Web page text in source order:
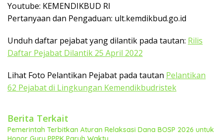
Youtube: KEMENDIKBUD RI
Pertanyaan dan Pengaduan: ult.kemdikbud.go.id
Unduh daftar pejabat yang dilantik pada tautan: Rilis
Daftar Pejabat Dilantik 25 April 2022
Lihat Foto Pelantikan Pejabat pada tautan Pelantikan
62 Pejabat di Lingkungan Kemendikbudristek
Berita Terkait
Pemerintah Terbitkan Aturan Relaksasi Dana BOSP 2026 untuk